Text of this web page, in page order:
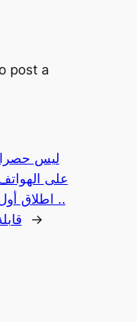
post a
ليس حصرا
على
.. اطلاق
→